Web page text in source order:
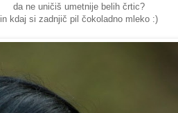
da ne uničiš umetnije belih črtic?
in kdaj si zadnjič pil čokoladno mleko :)